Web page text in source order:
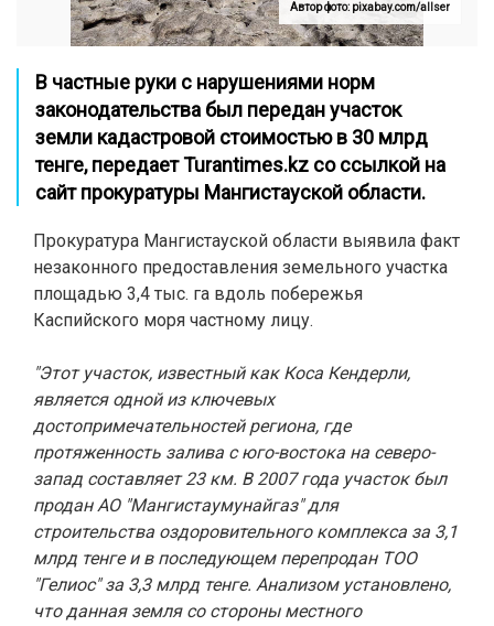
Автор фото: pixabay.com/allser
В частные руки с нарушениями норм
законодательства был передан участок
земли кадастровой стоимостью в 30 млрд
тенге, передаетTurantimes.kz со ссылкой на
сайтпрокуратуры Мангистауской области.
Прокуратура Мангистауской области выявила факт
незаконного предоставления земельного участка
площадью 3,4 тыс. га вдоль побережья
Каспийского моря частному лицу.
"Этот участок, известный как Коса Кендерли,
является одной из ключевых
достопримечательностей региона, где
протяженность залива с юго-востока на северо-
запад составляет 23 км. В 2007 года участок был
продан АО "Мангистаумунайгаз" для
строительства оздоровительного комплекса за 3,1
млрд тенге и в последующем перепродан ТОО
"Гелиос" за 3,3 млрд тенге. Анализом установлено,
что данная земля со стороны местного